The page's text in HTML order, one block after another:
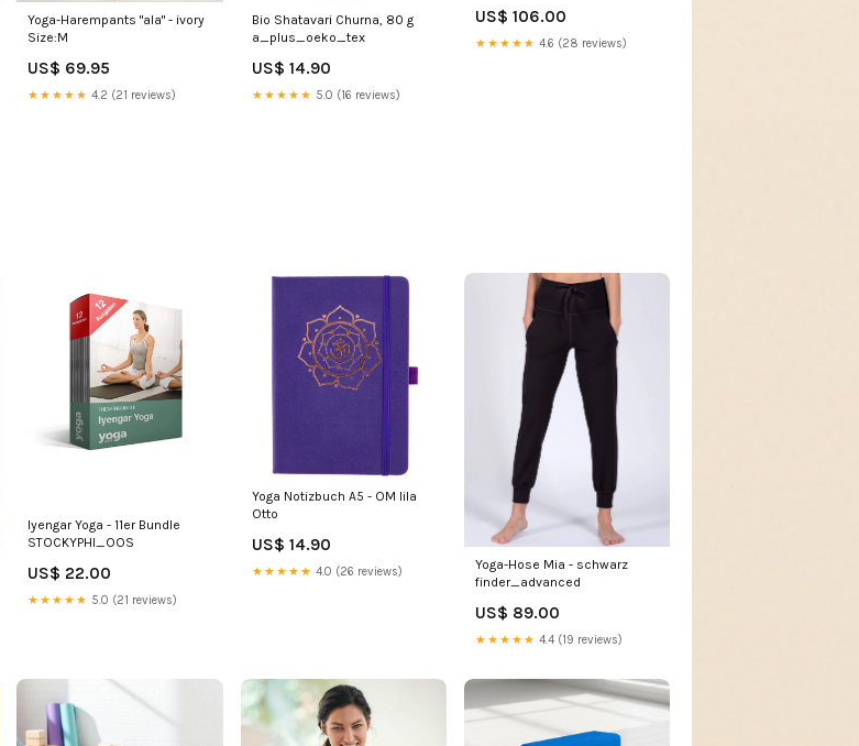
Yoga-Harempants "ala" - ivory
Size:M
US$ 69.95
★★★★★ 4.2 (21 reviews)
Bio Shatavari Churna, 80 g
a_plus_oeko_tex
US$ 14.90
★★★★★ 5.0 (16 reviews)
US$ 106.00
★★★★★ 4.6 (28 reviews)
Iyengar Yoga - 11er Bundle
STOCKYPHI_OOS
US$ 22.00
★★★★★ 5.0 (21 reviews)
Yoga Notizbuch A5 - OM lila
Otto
US$ 14.90
★★★★★ 4.0 (26 reviews)
Yoga-Hose Mia - schwarz
finder_advanced
US$ 89.00
★★★★★ 4.4 (19 reviews)